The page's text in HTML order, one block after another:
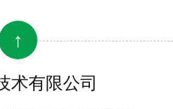
↑
术有限公司